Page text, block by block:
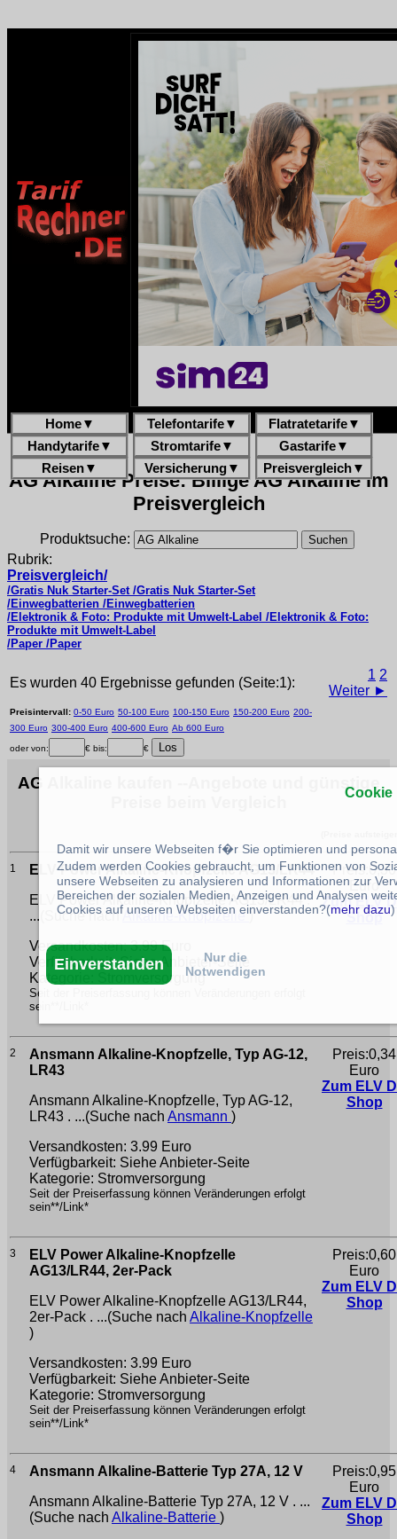
Home▼ Telefontarife▼ Flatratetarife▼
Handytarife▼ Stromtarife▼ Gastarife▼
Reisen▼ Versicherung▼ Preisvergleich▼
AG Alkaline Preise: Billige AG Alkaline im
Preisvergleich
Produktsuche:
Rubrik:
Preisvergleich/
/Gratis Nuk Starter-Set /Gratis Nuk Starter-Set
/Einwegbatterien /Einwegbatterien
/Elektronik & Foto: Produkte mit Umwelt-Label /Elektronik & Foto:
Produkte mit Umwelt-Label
/Paper /Paper
Es wurden 40 Ergebnisse gefunden (Seite:1):
1 2
Weiter ►
Preisintervall: 0-50 Euro 50-100 Euro 100-150 Euro 150-200 Euro 200-
300 Euro 300-400 Euro 400-600 Euro Ab 600 Euro
oder von: € bis: €
AG Alkaline kaufen --Angebote und günstige
1
ELV Power Alkaline-Knopfzelle AG13/LR44
ELV Power Alkaline-Knopfzelle AG13/LR44 .
...(Suche nach Alkaline-Knopfzelle)
Versandkosten: 3.99 Euro
Verfügbarkeit: Siehe Anbieter-Seite
Kategorie: Stromversorgung
Seit der Preiserfassung können Veränderungen erfolgt
sein**/Link*
Preis:0,30
Euro
Zum ELV
Shop
2
Ansmann Alkaline-Knopfzelle, Typ AG-12,
LR43
Ansmann Alkaline-Knopfzelle, Typ AG-12,
LR43 . ...(Suche nach Ansmann )
Versandkosten: 3.99 Euro
Verfügbarkeit: Siehe Anbieter-Seite
Kategorie: Stromversorgung
Seit der Preiserfassung können Veränderungen erfolgt
sein**/Link*
Preis:0,34
Euro
Zum ELV
Shop
3
ELV Power Alkaline-Knopfzelle
AG13/LR44, 2er-Pack
ELV Power Alkaline-Knopfzelle AG13/LR44,
2er-Pack . ...(Suche nach Alkaline-Knopfzelle
)
Versandkosten: 3.99 Euro
Verfügbarkeit: Siehe Anbieter-Seite
Kategorie: Stromversorgung
Seit der Preiserfassung können Veränderungen erfolgt
sein**/Link*
Preis:0,60
Euro
Zum ELV
Shop
4
Ansmann Alkaline-Batterie Typ 27A, 12 V
Ansmann Alkaline-Batterie Typ 27A, 12 V . ...
(Suche nach Alkaline-Batterie )
Preis:0,95
Euro
Zum ELV
Shop
Cookie
Damit wir unsere Webseiten f�r Sie optimieren und
Zudem werden Cookies gebraucht, um Funktionen von
unsere Webseiten zu analysieren und Informationen zur
Bereichen der sozialen Medien, Anzeigen und Analysen
Cookies auf unseren Webseiten einverstanden?(mehr dazu)
Einverstanden
Nur die
Notwendigen